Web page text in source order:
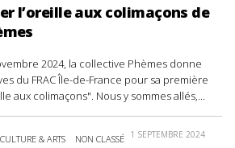
l’oreille aux colimaçons de
2024, la collective Phèmes donne
du FRAC Île-de-France pour sa première
aux colimaçons". Nous y sommes allés,...
CULTURE & ARTS NON CLASSÉ 1 SEPTEMBRE 2024